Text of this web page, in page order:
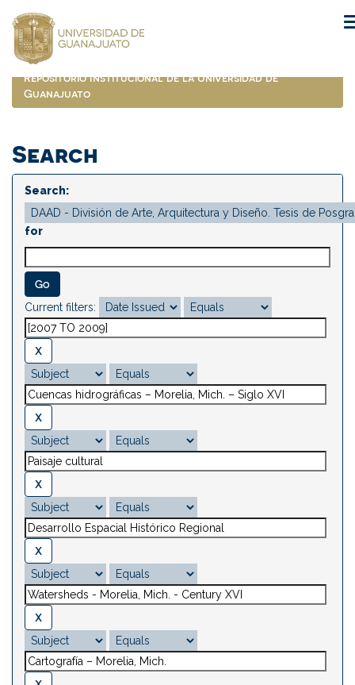
navigation
Repositorio Institucional de la Universidad de
Guanajuato
Search
Search:
for
Current filters: